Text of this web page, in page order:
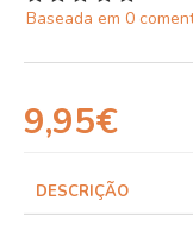
Baseada em 0
9,95€
DESCRIÇÃO